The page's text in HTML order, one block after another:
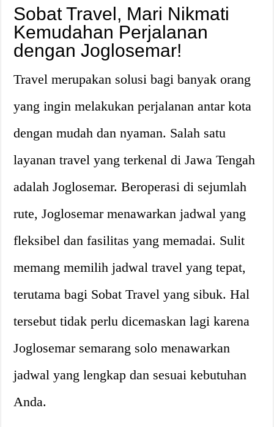
Sobat Travel, Mari Nikmati
Kemudahan Perjalanan
dengan Joglosemar!
Travel merupakan solusi bagi banyak orang
yang ingin melakukan perjalanan antar kota
dengan mudah dan nyaman. Salah satu
layanan travel yang terkenal di Jawa Tengah
adalah Joglosemar. Beroperasi di sejumlah
rute, Joglosemar menawarkan jadwal yang
fleksibel dan fasilitas yang memadai. Sulit
memang memilih jadwal travel yang tepat,
terutama bagi Sobat Travel yang sibuk. Hal
tersebut tidak perlu dicemaskan lagi karena
Joglosemar semarang solo menawarkan
jadwal yang lengkap dan sesuai kebutuhan
Anda.